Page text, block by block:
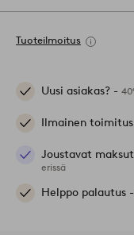
Tuoteilmoitus
Uusi asiakas? -
Ilmainen
Joustavat
erissä
Helppo palautus -